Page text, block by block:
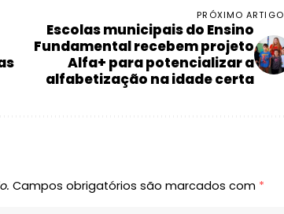
PRÓXIMO ARTIGO
Escolas municipais do Ensino
Fundamental recebem projeto
Alfa+ para potencializar a
alfabetização na idade certa
Campos obrigatórios são marcados com *